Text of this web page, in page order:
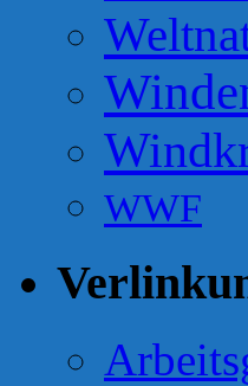
WWF